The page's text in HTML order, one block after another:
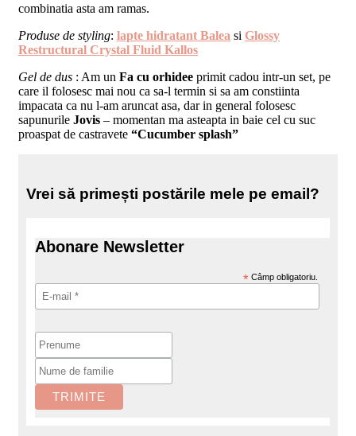
combinatia asta am ramas.
Produse de styling: lapte hidratant Balea si Glossy
Restructural Crystal Fluid Kallos
Gel de dus : Am un Fa cu orhidee primit cadou intr-un set, pe
care il folosesc mai nou ca sa-l termin si sa am constiinta
impacata ca nu l-am aruncat asa, dar in general folosesc
sapunurile Jovis – momentan ma asteapta in baie cel cu suc
proaspat de castravete “Cucumber splash”
Vrei să primești postările mele pe email?
Abonare Newsletter
* Câmp obligatoriu.